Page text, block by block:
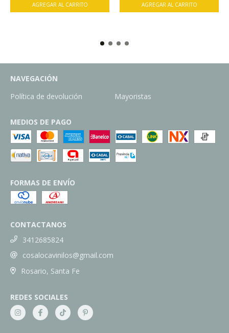
NAVEGACIÓN
Política de devolución
Mayoristas
MEDIOS DE PAGO
FORMAS DE ENVÍO
CONTACTANOS
3412685824
cosalocavinilos@gmail.com
Rosario, Santa Fe
REDES SOCIALES